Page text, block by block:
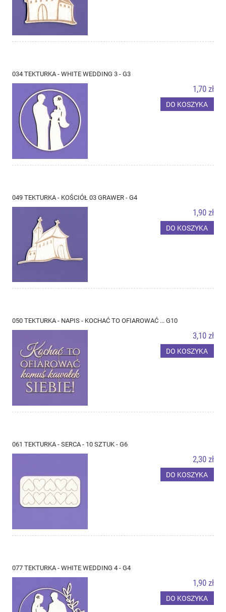
034 TEKTURKA - WHITE WEDDING 3 - G3
1,70 zł
DO KOSZYKA
049 TEKTURKA - KOŚCIÓŁ 03 GRAWER - G4
1,90 zł
DO KOSZYKA
050 TEKTURKA - NAPIS - KOCHAĆ TO OFIAROWAĆ ... G10
3,10 zł
DO KOSZYKA
061 TEKTURKA - SERCA - 10 SZTUK - G6
2,30 zł
DO KOSZYKA
077 TEKTURKA - WHITE WEDDING 4 - G4
1,90 zł
DO KOSZYKA